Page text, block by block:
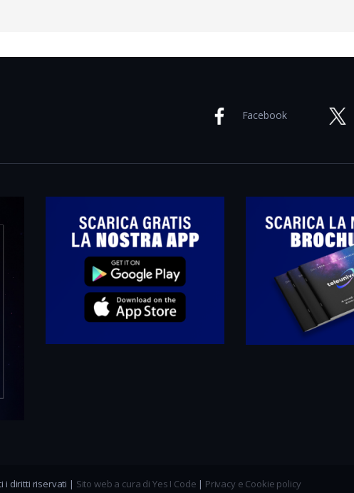
Facebook
i diritti riservati | Sito web a cura di Yes I Code | Privacy e Cookie policy